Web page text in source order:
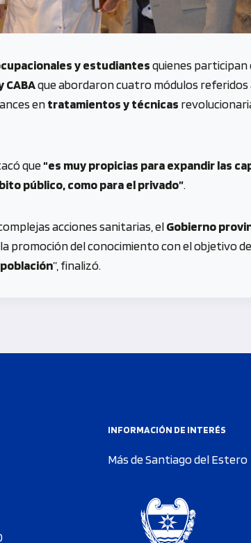
y estudiantesquienes participan
CABAque abordaron cuatro módulos referidos
entratamientos y técnicas
que“es muy propicias para expandir las
público, como para el privado”.
acciones sanitarias, elGobierno
promoción del conocimiento con el objetivo
”, finalizó.
INFORMACIÓN DE INTERÉS
Más de Santiago del Estero